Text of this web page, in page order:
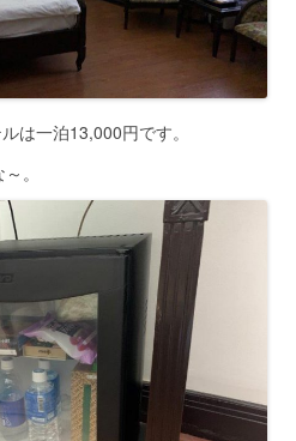
は一泊13,000円です。
。